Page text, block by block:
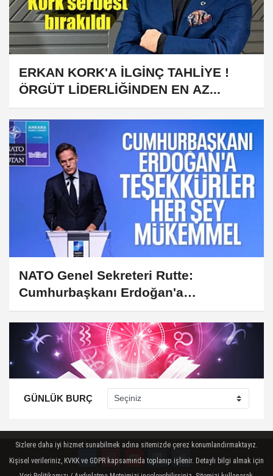
ERKAN KORK'A İLGİNÇ TAHLİYE !
ÖRGÜT LİDERLİĞİNDEN EN AZ...
NATO Genel Sekreteri Rutte:
Cumhurbaşkanı Erdoğan'a
teşekkürler,...
GÜNLÜK BURÇ
Sizlere daha iyi hizmet sunabilmek adına sitemizde çerez konumlandırmaktayız.
Kişisel verileriniz, KVKK ve GDPR kapsamında toplanıp işlenir. Detaylı bilgi almak için